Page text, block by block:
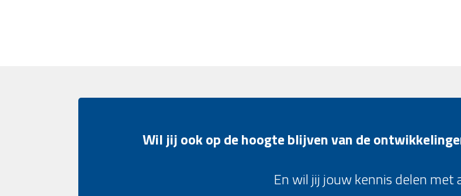
Wil jij ook op de hoogte blijven van de
En wil jij jouw kennis delen met